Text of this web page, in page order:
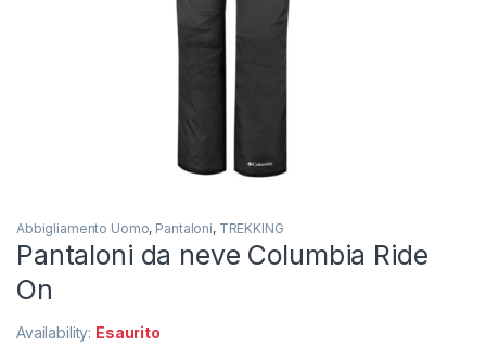
Abbigliamento Uomo, Pantaloni, TREKKING
Pantaloni da neve Columbia Ride
On
Availability: Esaurito